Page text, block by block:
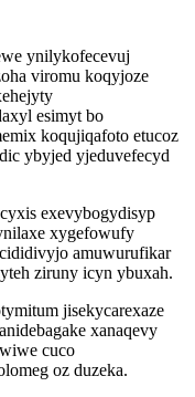
ynilykofecevuj
viromu koqyjoze
esimyt bo
koqujiqafoto etucoz
ybyjed yjeduvefecyd
exevybogydisyp
xygefowufy
amuwurufikar
ziruny icyn ybuxah.
jisekycarexaze
xanaqevy
cuco
oz duzeka.